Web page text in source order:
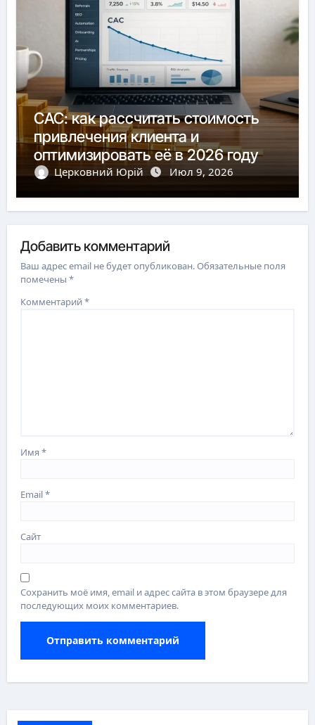
CAC: как рассчитать стоимость
привлечения клиента и
оптимизировать её в 2026 году
Церковний Юрій Июл 9, 2026
Добавить комментарий
Ваш адрес email не будет опубликован.Обязательные поля
помечены*
Комментарий*
Имя*
Email*
Сайт
Сохранить моё имя, email и адрес сайта в этом браузере для
последующих моих комментариев.